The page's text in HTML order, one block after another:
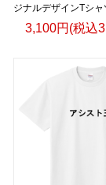
ジナルデザインTシャ
3,100円(税込